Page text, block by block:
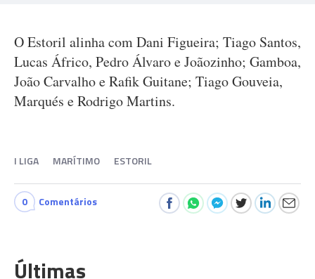
O Estoril alinha com Dani Figueira; Tiago Santos,
Lucas Áfrico, Pedro Álvaro e Joãozinho; Gamboa,
João Carvalho e Rafik Guitane; Tiago Gouveia,
Marqués e Rodrigo Martins.
I LIGA MARÍTIMO ESTORIL
0 Comentários
Últimas